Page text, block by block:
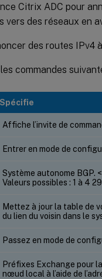
Citrix ADC pour
vers des réseaux en
des routes IPv4
commandes
Spécifie
Affiche l’invite de
Entrer en mode de
Système autonome BGP.
Valeurs possibles : 1 à 4
Mettez à jour la table de
du lien du voisin dans le
Passez en mode de
Préfixes Exchange pour
nœud local à l’aide de